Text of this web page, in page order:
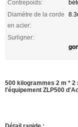
Contrepoids:
Diamètre de la corde
en acier:
Surligner:
500 kilogrammes 2 m *
l'équipement ZLP500